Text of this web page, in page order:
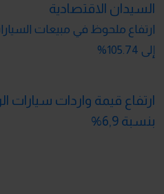
السيدان الاقتصادية
ارتفاع ملحوظ في مبيعات
إلى 105.74%
بنسبة 6,9%